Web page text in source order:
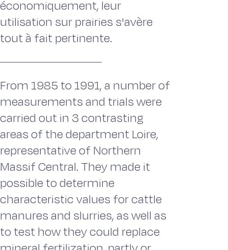
économiquement, leur
utilisation sur prairies s'avère
tout à fait pertinente.
From 1985 to 1991, a number of
measurements and trials were
carried out in 3 contrasting
areas of the department Loire,
representative of Northern
Massif Central. They made it
possible to determine
characteristic values for cattle
manures and slurries, as well as
to test how they could replace